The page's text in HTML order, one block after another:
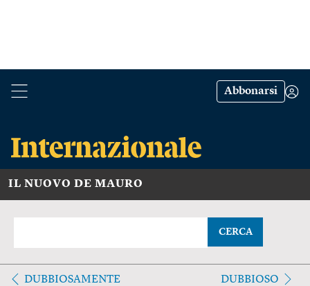
Abbonarsi
IL NUOVO DE MAURO
CERCA
DUBBIOSAMENTE DUBBIOSO